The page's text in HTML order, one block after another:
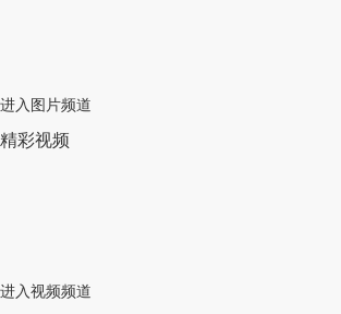
进入图片频道
精彩视频
进入视频频道